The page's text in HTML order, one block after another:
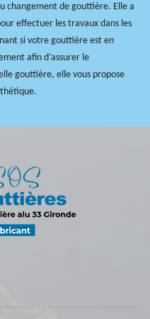
changement de gouttière. Elle a
effectuer les travaux dans les
si votre gouttière est en
afin d’assurer le
gouttière, elle vous propose